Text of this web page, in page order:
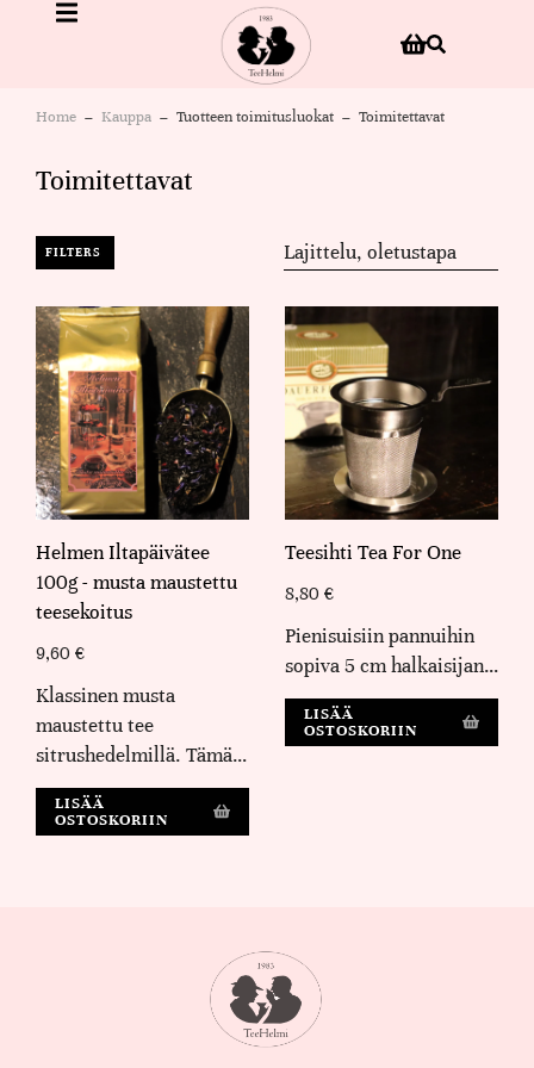
You are here:
Home Kauppa Tuotteen toimitusluokat Toimitettavat
Toimitettavat
FILTERS
Helmen Iltapäivätee
100g - musta maustettu
teesekoitus
9,60 €
Klassinen musta
maustettu tee
sitrushedelmillä. Tämä…
LISÄÄ
OSTOSKORIIN
Teesihti Tea For One
8,80 €
Pienisuisiin pannuihin
sopiva 5 cm halkaisijan…
LISÄÄ
OSTOSKORIIN